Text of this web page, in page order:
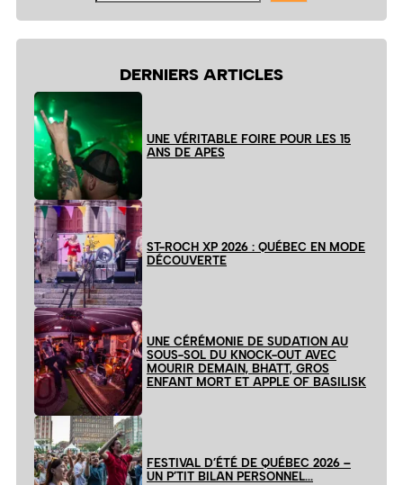
DERNIERS ARTICLES
UNE VÉRITABLE FOIRE POUR LES 15
ANS DE APES
ST-ROCH XP 2026 : QUÉBEC EN MODE
DÉCOUVERTE
UNE CÉRÉMONIE DE SUDATION AU
SOUS-SOL DU KNOCK-OUT AVEC
MOURIR DEMAIN, BHATT, GROS
ENFANT MORT ET APPLE OF BASILISK
FESTIVAL D’ÉTÉ DE QUÉBEC 2026 –
UN P’TIT BILAN PERSONNEL…